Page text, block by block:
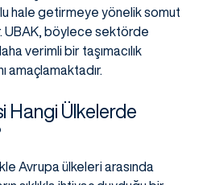
hale getirmeye yönelik somut
UBAK, böylece sektörde
verimli bir taşımacılık
amaçlamaktadır.
Hangi Ülkelerde
Avrupa ülkeleri arasında